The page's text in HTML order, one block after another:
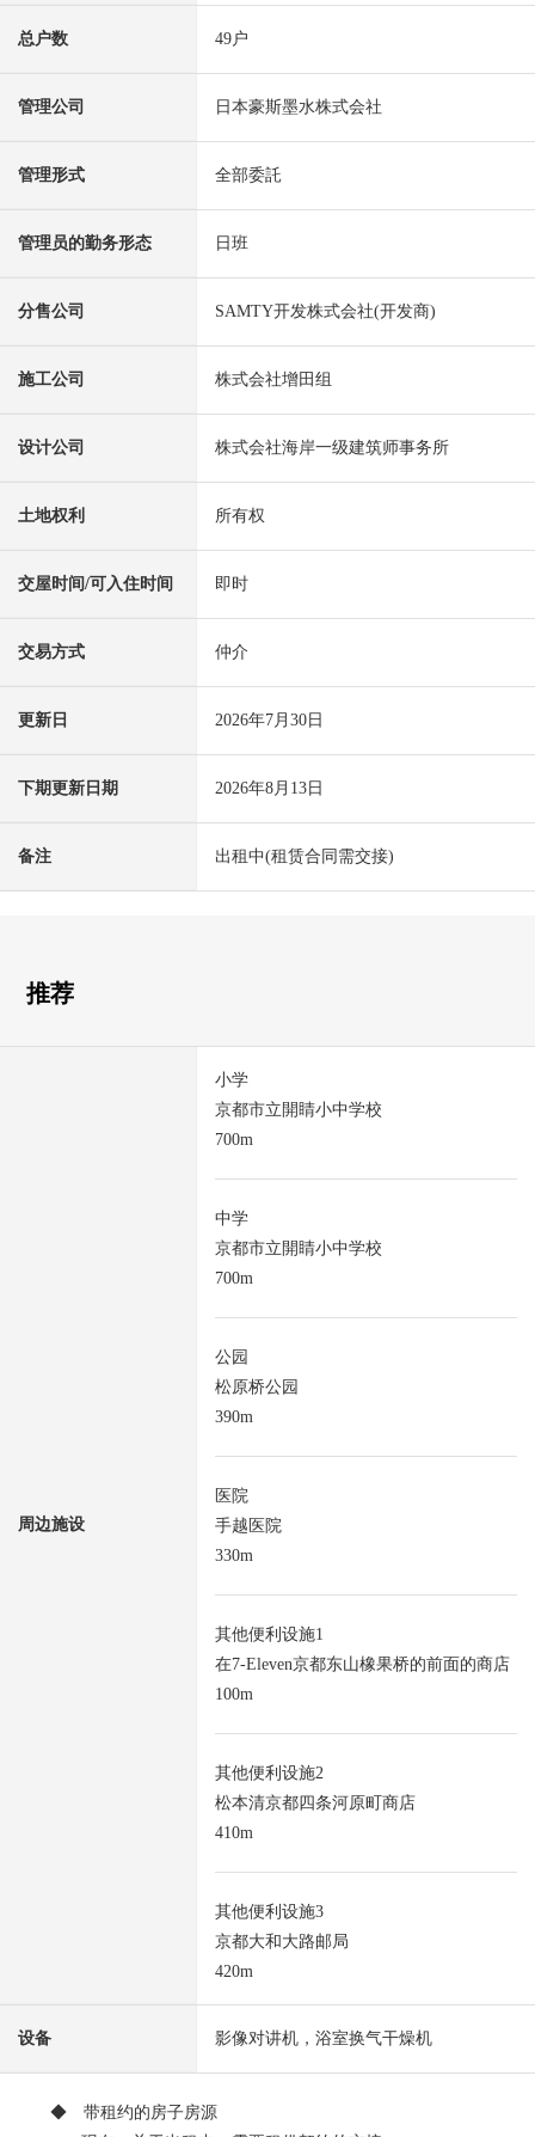
总户数 49户
管理公司 日本豪斯墨水株式会社
管理形式 全部委託
管理员的勤务形态 日班
分售公司 SAMTY开发株式会社(开发商)
施工公司 株式会社增田组
设计公司 株式会社海岸一级建筑师事务所
土地权利 所有权
交屋时间/可入住时间 即时
交易方式 仲介
更新日 2026年7月30日
下期更新日期 2026年8月13日
备注 出租中(租赁合同需交接)
推荐
周边施设
小学
京都市立開睛小中学校
700m
中学
京都市立開睛小中学校
700m
公园
松原桥公园
390m
医院
手越医院
330m
其他便利设施1
在7-Eleven京都东山橡果桥的前面的商店
100m
其他便利设施2
松本清京都四条河原町商店
410m
其他便利设施3
京都大和大路邮局
420m
设备 影像对讲机，浴室换气干燥机
◆ 带租约的房子房源